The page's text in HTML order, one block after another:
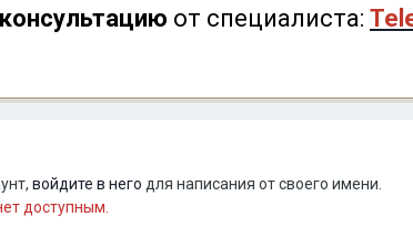
от специалиста:
войдите в него для написания от своего имени.
доступным.